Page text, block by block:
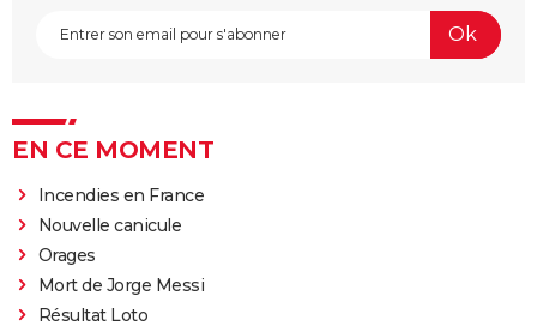
EN CE MOMENT
Incendies en France
Nouvelle canicule
Orages
Mort de Jorge Messi
Résultat Loto